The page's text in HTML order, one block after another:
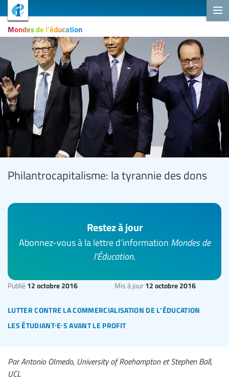
Mondes de l'éducation
Philantrocapitalisme: la tyrannie des dons
lutter contre la commercialisation de l’éducation
les étudiant∙e∙s avant le profit
Publié 12 octobre 2016 Mis à jour 12 octobre 2016
Restez à jour
Abonnez-vous à la lettre d’information Mondes de
l’Éducation.
Par Antonio OImedo, University of Roehampton et Stephen Ball,
UCL